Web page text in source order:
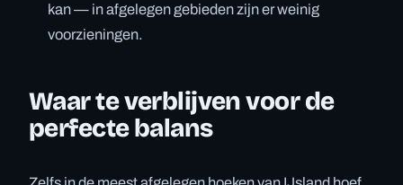
kan — in afgelegen gebieden zijn er weinig
voorzieningen.
Waar te verblijven voor de
perfecte balans